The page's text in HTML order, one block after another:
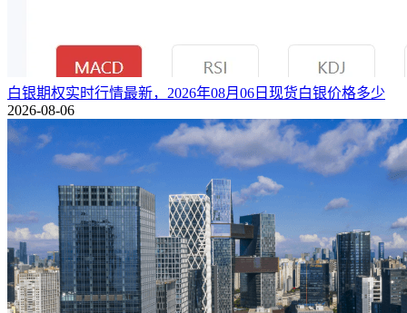
白银期权实时行情最新，2026年08月06日现货白银价格多少
2026-08-06